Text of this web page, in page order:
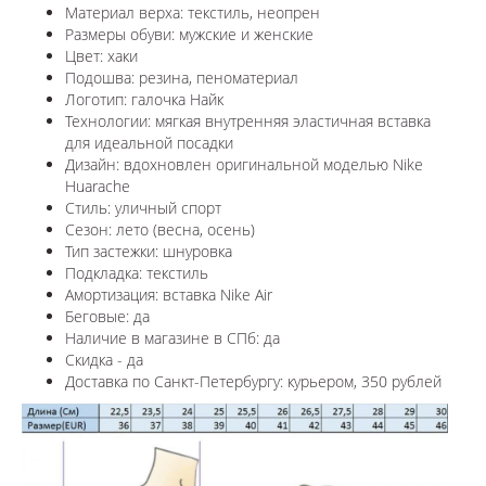
Материал верха: текстиль, неопрен
Размеры обуви: мужские и женские
Цвет: хаки
Подошва: резина, пеноматериал
Логотип: галочка Найк
Технологии: мягкая внутренняя эластичная вставка
для идеальной посадки
Дизайн: вдохновлен оригинальной моделью Nike
Huarache
Стиль: уличный спорт
Сезон: лето (весна, осень)
Тип застежки: шнуровка
Подкладка: текстиль
Амортизация: вставка Nike Air
Беговые: да
Наличие в магазине в СПб: да
Скидка - да
Доставка по Санкт-Петербургу: курьером, 350 рублей